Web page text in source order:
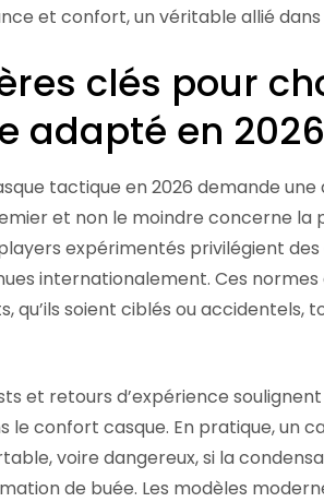
et confort, un véritable allié
clés pour
adapté en 2026
tactique en 2026 demande
et non le moindre concerne
expérimentés privilégient
internationalement. Ces
qu’ils soient ciblés ou accidentels,
et retours d’expérience
le confort casque. En pratique, un
voire dangereux, si la
de buée. Les modèles